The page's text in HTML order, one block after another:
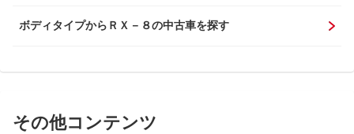
ボディタイプからＲＸ－８の中古車を探す
その他コンテンツ